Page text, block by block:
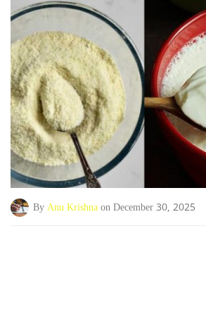
By Anu Krishna on December 30, 2025